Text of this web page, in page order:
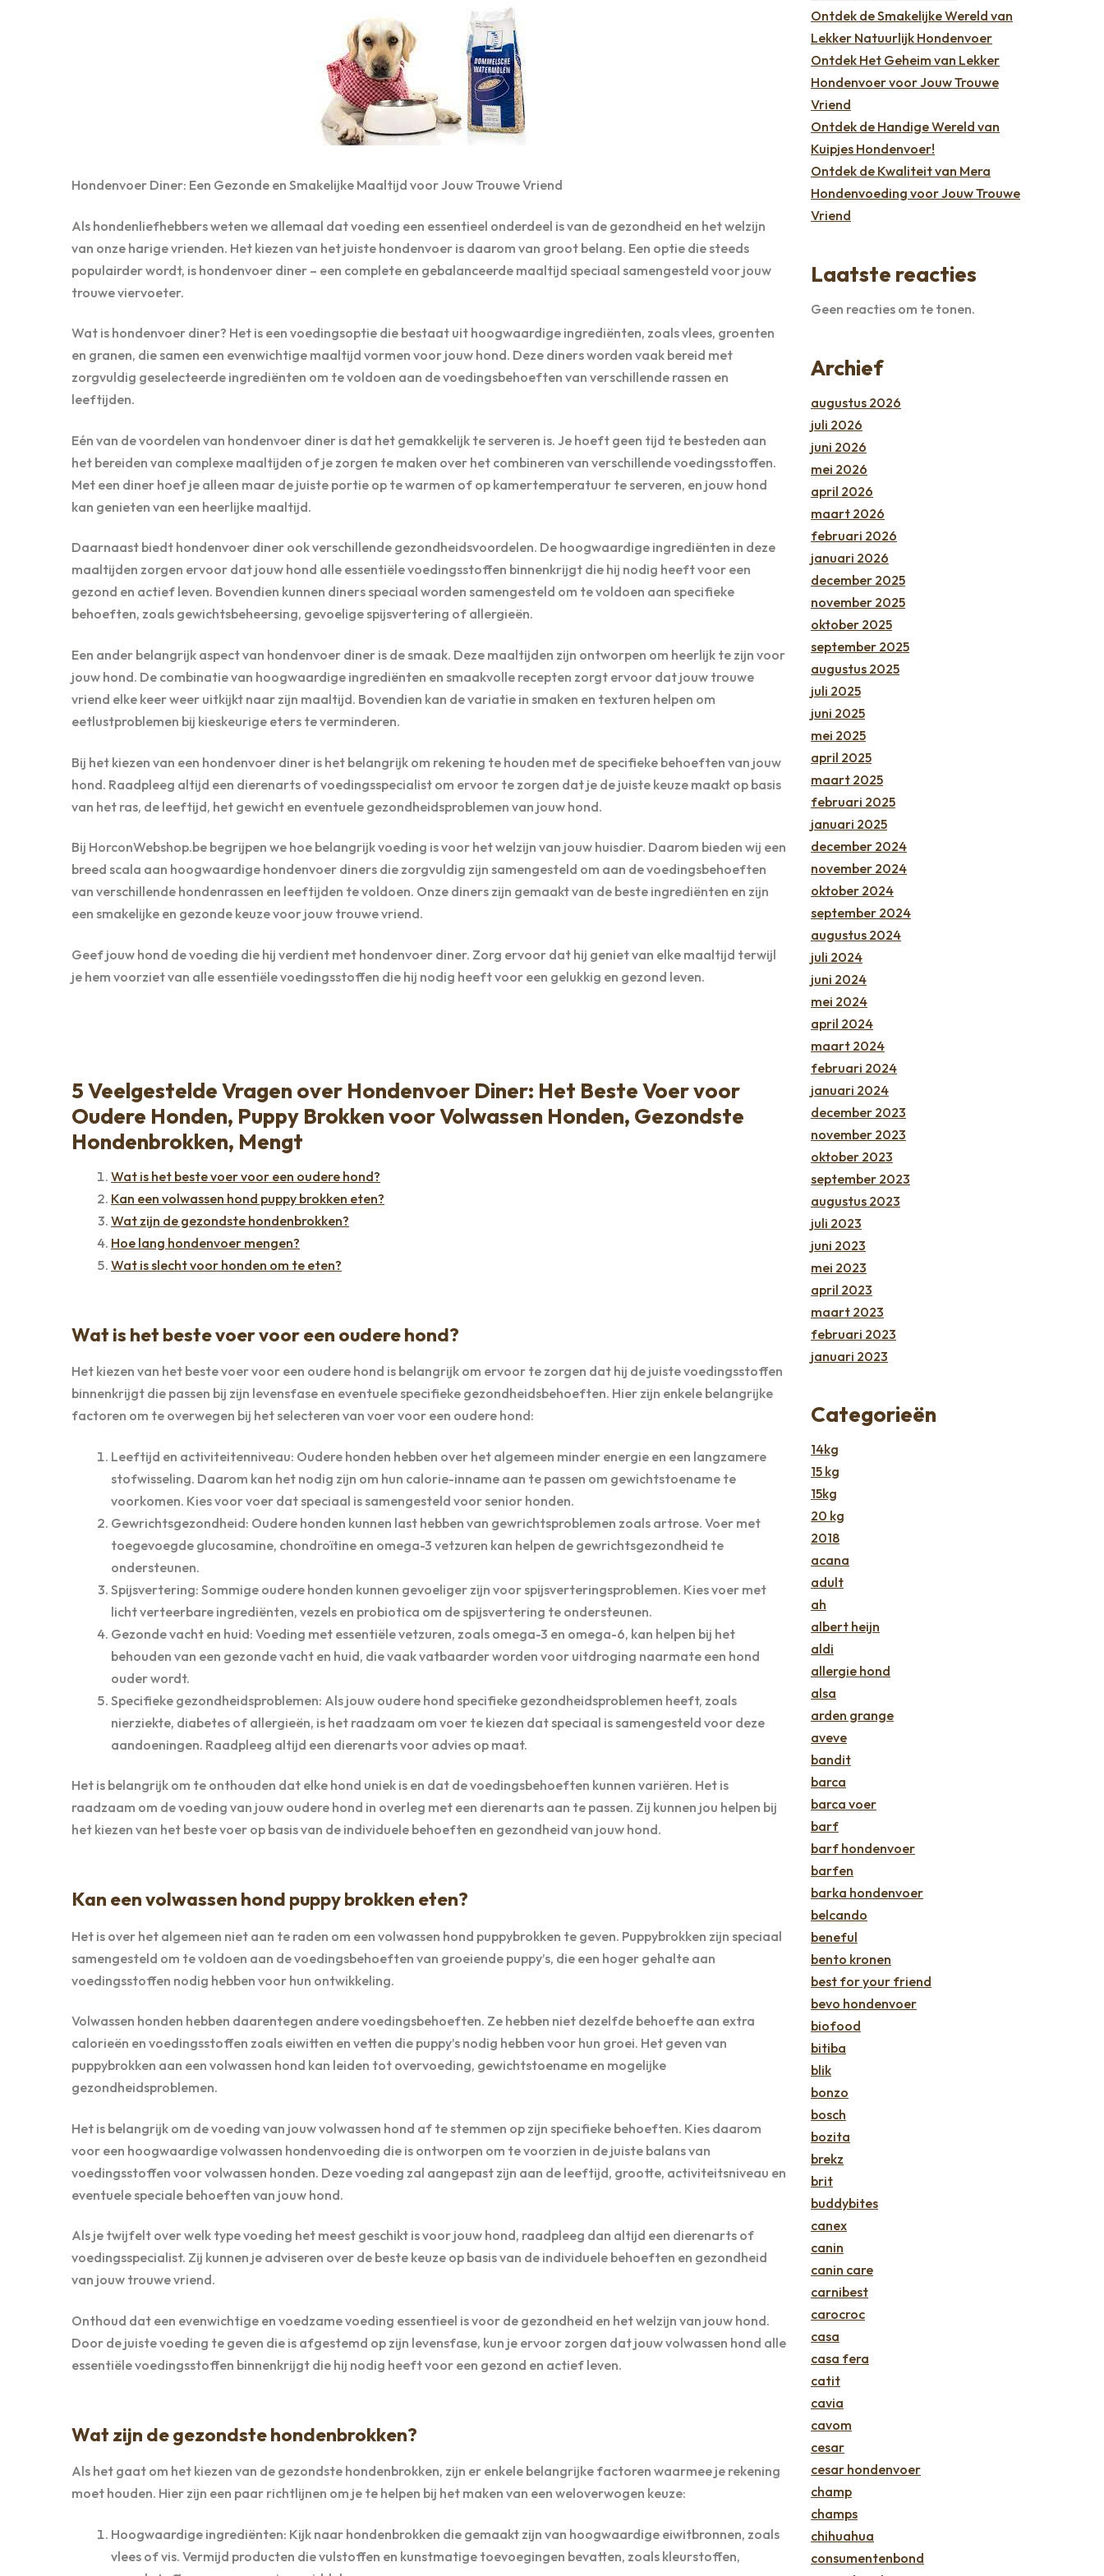
Hondenvoer Diner: Een Gezonde en Smakelijke Maaltijd voor Jouw Trouwe Vriend
Als hondenliefhebbers weten we allemaal dat voeding een essentieel onderdeel is van de gezondheid en het welzijn
van onze harige vrienden. Het kiezen van het juiste hondenvoer is daarom van groot belang. Een optie die steeds
populairder wordt, is hondenvoer diner – een complete en gebalanceerde maaltijd speciaal samengesteld voor jouw
trouwe viervoeter.
Wat is hondenvoer diner? Het is een voedingsoptie die bestaat uit hoogwaardige ingrediënten, zoals vlees, groenten
en granen, die samen een evenwichtige maaltijd vormen voor jouw hond. Deze diners worden vaak bereid met
zorgvuldig geselecteerde ingrediënten om te voldoen aan de voedingsbehoeften van verschillende rassen en
leeftijden.
Eén van de voordelen van hondenvoer diner is dat het gemakkelijk te serveren is. Je hoeft geen tijd te besteden aan
het bereiden van complexe maaltijden of je zorgen te maken over het combineren van verschillende voedingsstoffen.
Met een diner hoef je alleen maar de juiste portie op te warmen of op kamertemperatuur te serveren, en jouw hond
kan genieten van een heerlijke maaltijd.
Daarnaast biedt hondenvoer diner ook verschillende gezondheidsvoordelen. De hoogwaardige ingrediënten in deze
maaltijden zorgen ervoor dat jouw hond alle essentiële voedingsstoffen binnenkrijgt die hij nodig heeft voor een
gezond en actief leven. Bovendien kunnen diners speciaal worden samengesteld om te voldoen aan specifieke
behoeften, zoals gewichtsbeheersing, gevoelige spijsvertering of allergieën.
Een ander belangrijk aspect van hondenvoer diner is de smaak. Deze maaltijden zijn ontworpen om heerlijk te zijn voor
jouw hond. De combinatie van hoogwaardige ingrediënten en smaakvolle recepten zorgt ervoor dat jouw trouwe
vriend elke keer weer uitkijkt naar zijn maaltijd. Bovendien kan de variatie in smaken en texturen helpen om
eetlustproblemen bij kieskeurige eters te verminderen.
Bij het kiezen van een hondenvoer diner is het belangrijk om rekening te houden met de specifieke behoeften van jouw
hond. Raadpleeg altijd een dierenarts of voedingsspecialist om ervoor te zorgen dat je de juiste keuze maakt op basis
van het ras, de leeftijd, het gewicht en eventuele gezondheidsproblemen van jouw hond.
Bij HorconWebshop.be begrijpen we hoe belangrijk voeding is voor het welzijn van jouw huisdier. Daarom bieden wij een
breed scala aan hoogwaardige hondenvoer diners die zorgvuldig zijn samengesteld om aan de voedingsbehoeften
van verschillende hondenrassen en leeftijden te voldoen. Onze diners zijn gemaakt van de beste ingrediënten en zijn
een smakelijke en gezonde keuze voor jouw trouwe vriend.
Geef jouw hond de voeding die hij verdient met hondenvoer diner. Zorg ervoor dat hij geniet van elke maaltijd terwijl
je hem voorziet van alle essentiële voedingsstoffen die hij nodig heeft voor een gelukkig en gezond leven.
5 Veelgestelde Vragen over Hondenvoer Diner: Het Beste Voer voor
Oudere Honden, Puppy Brokken voor Volwassen Honden, Gezondste
Hondenbrokken, Mengt
Wat is het beste voer voor een oudere hond?
Kan een volwassen hond puppy brokken eten?
Wat zijn de gezondste hondenbrokken?
Hoe lang hondenvoer mengen?
Wat is slecht voor honden om te eten?
Wat is het beste voer voor een oudere hond?
Het kiezen van het beste voer voor een oudere hond is belangrijk om ervoor te zorgen dat hij de juiste voedingsstoffen
binnenkrijgt die passen bij zijn levensfase en eventuele specifieke gezondheidsbehoeften. Hier zijn enkele belangrijke
factoren om te overwegen bij het selecteren van voer voor een oudere hond:
Leeftijd en activiteitenniveau: Oudere honden hebben over het algemeen minder energie en een langzamere
stofwisseling. Daarom kan het nodig zijn om hun calorie-inname aan te passen om gewichtstoename te
voorkomen. Kies voor voer dat speciaal is samengesteld voor senior honden.
Gewrichtsgezondheid: Oudere honden kunnen last hebben van gewrichtsproblemen zoals artrose. Voer met
toegevoegde glucosamine, chondroïtine en omega-3 vetzuren kan helpen de gewrichtsgezondheid te
ondersteunen.
Spijsvertering: Sommige oudere honden kunnen gevoeliger zijn voor spijsverteringsproblemen. Kies voer met
licht verteerbare ingrediënten, vezels en probiotica om de spijsvertering te ondersteunen.
Gezonde vacht en huid: Voeding met essentiële vetzuren, zoals omega-3 en omega-6, kan helpen bij het
behouden van een gezonde vacht en huid, die vaak vatbaarder worden voor uitdroging naarmate een hond
ouder wordt.
Specifieke gezondheidsproblemen: Als jouw oudere hond specifieke gezondheidsproblemen heeft, zoals
nierziekte, diabetes of allergieën, is het raadzaam om voer te kiezen dat speciaal is samengesteld voor deze
aandoeningen. Raadpleeg altijd een dierenarts voor advies op maat.
Het is belangrijk om te onthouden dat elke hond uniek is en dat de voedingsbehoeften kunnen variëren. Het is
raadzaam om de voeding van jouw oudere hond in overleg met een dierenarts aan te passen. Zij kunnen jou helpen bij
het kiezen van het beste voer op basis van de individuele behoeften en gezondheid van jouw hond.
Kan een volwassen hond puppy brokken eten?
Het is over het algemeen niet aan te raden om een volwassen hond puppybrokken te geven. Puppybrokken zijn speciaal
samengesteld om te voldoen aan de voedingsbehoeften van groeiende puppy’s, die een hoger gehalte aan
voedingsstoffen nodig hebben voor hun ontwikkeling.
Volwassen honden hebben daarentegen andere voedingsbehoeften. Ze hebben niet dezelfde behoefte aan extra
calorieën en voedingsstoffen zoals eiwitten en vetten die puppy’s nodig hebben voor hun groei. Het geven van
puppybrokken aan een volwassen hond kan leiden tot overvoeding, gewichtstoename en mogelijke
gezondheidsproblemen.
Het is belangrijk om de voeding van jouw volwassen hond af te stemmen op zijn specifieke behoeften. Kies daarom
voor een hoogwaardige volwassen hondenvoeding die is ontworpen om te voorzien in de juiste balans van
voedingsstoffen voor volwassen honden. Deze voeding zal aangepast zijn aan de leeftijd, grootte, activiteitsniveau en
eventuele speciale behoeften van jouw hond.
Als je twijfelt over welk type voeding het meest geschikt is voor jouw hond, raadpleeg dan altijd een dierenarts of
voedingsspecialist. Zij kunnen je adviseren over de beste keuze op basis van de individuele behoeften en gezondheid
van jouw trouwe vriend.
Onthoud dat een evenwichtige en voedzame voeding essentieel is voor de gezondheid en het welzijn van jouw hond.
Door de juiste voeding te geven die is afgestemd op zijn levensfase, kun je ervoor zorgen dat jouw volwassen hond alle
essentiële voedingsstoffen binnenkrijgt die hij nodig heeft voor een gezond en actief leven.
Wat zijn de gezondste hondenbrokken?
Als het gaat om het kiezen van de gezondste hondenbrokken, zijn er enkele belangrijke factoren waarmee je rekening
moet houden. Hier zijn een paar richtlijnen om je te helpen bij het maken van een weloverwogen keuze:
Hoogwaardige ingrediënten: Kijk naar hondenbrokken die gemaakt zijn van hoogwaardige eiwitbronnen, zoals
vlees of vis. Vermijd producten die vulstoffen en kunstmatige toevoegingen bevatten, zoals kleurstoffen,
Ontdek de Smakelijke Wereld van
Lekker Natuurlijk Hondenvoer
Ontdek Het Geheim van Lekker
Hondenvoer voor Jouw Trouwe
Vriend
Ontdek de Handige Wereld van
Kuipjes Hondenvoer!
Ontdek de Kwaliteit van Mera
Hondenvoeding voor Jouw Trouwe
Vriend
Laatste reacties
Geen reacties om te tonen.
Archief
augustus 2026
juli 2026
juni 2026
mei 2026
april 2026
maart 2026
februari 2026
januari 2026
december 2025
november 2025
oktober 2025
september 2025
augustus 2025
juli 2025
juni 2025
mei 2025
april 2025
maart 2025
februari 2025
januari 2025
december 2024
november 2024
oktober 2024
september 2024
augustus 2024
juli 2024
juni 2024
mei 2024
april 2024
maart 2024
februari 2024
januari 2024
december 2023
november 2023
oktober 2023
september 2023
augustus 2023
juli 2023
juni 2023
mei 2023
april 2023
maart 2023
februari 2023
januari 2023
Categorieën
14kg
15 kg
15kg
20 kg
2018
acana
adult
ah
albert heijn
aldi
allergie hond
alsa
arden grange
aveve
bandit
barca
barca voer
barf
barf hondenvoer
barfen
barka hondenvoer
belcando
beneful
bento kronen
best for your friend
bevo hondenvoer
biofood
bitiba
blik
bonzo
bosch
bozita
brekz
brit
buddybites
canex
canin
canin care
carnibest
carocroc
casa
casa fera
catit
cavia
cavom
cesar
cesar hondenvoer
champ
champs
chihuahua
consumentenbond